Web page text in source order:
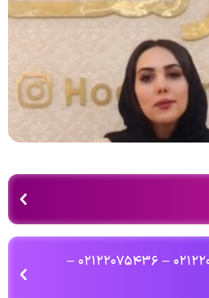
تلفن تماس: ۰۲۱۲۲۰۸۵۸۲۲ – ۰۲۱۲۲۰۷۵۴۳۶ –